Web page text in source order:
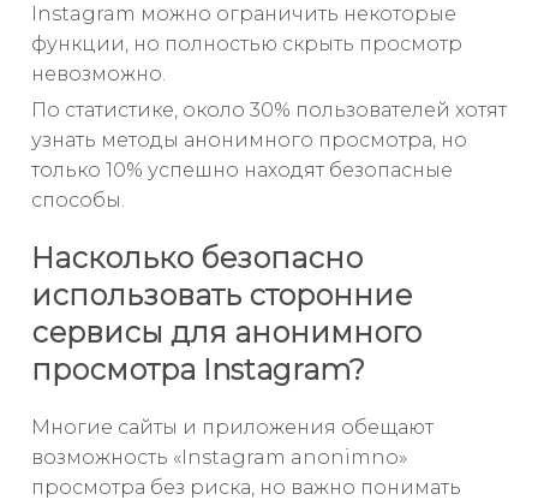
Instagram можно ограничить некоторые
функции, но полностью скрыть просмотр
невозможно.
По статистике, около 30% пользователей хотят
узнать методы анонимного просмотра, но
только 10% успешно находят безопасные
способы.
Насколько безопасно
использовать сторонние
сервисы для анонимного
просмотра Instagram?
Многие сайты и приложения обещают
возможность «Instagram anonimno»
просмотра без риска, но важно понимать